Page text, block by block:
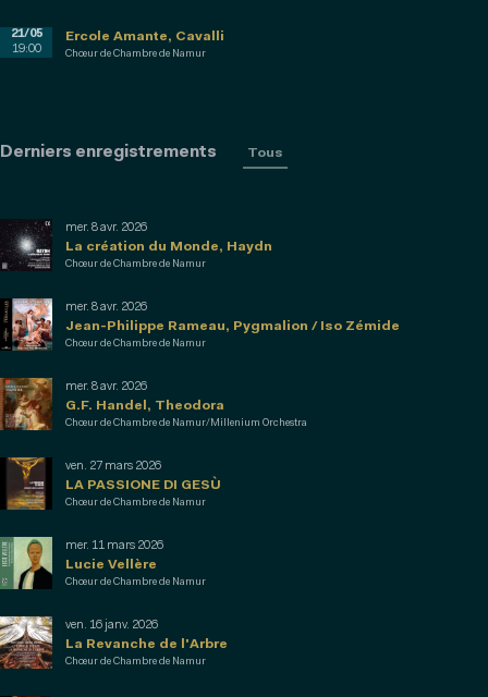
Ercole Amante, Cavalli
Chœur de Chambre de Namur
21/05
19:00
Derniers enregistrements Tous
La création du Monde, Haydn
mer. 8 avr. 2026
Chœur de Chambre de Namur
Jean-Philippe Rameau, Pygmalion / Iso Zémide
mer. 8 avr. 2026
Chœur de Chambre de Namur
G.F. Handel, Theodora
mer. 8 avr. 2026
Chœur de Chambre de Namur/Millenium Orchestra
LA PASSIONE DI GESÙ
ven. 27 mars 2026
Chœur de Chambre de Namur
Lucie Vellère
mer. 11 mars 2026
Chœur de Chambre de Namur
La Revanche de l'Arbre
ven. 16 janv. 2026
Chœur de Chambre de Namur